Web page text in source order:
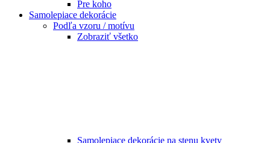
Pre koho
Samolepiace dekorácie
Podľa vzoru / motívu
Zobraziť všetko
Samolepiace dekorácie na stenu kvety